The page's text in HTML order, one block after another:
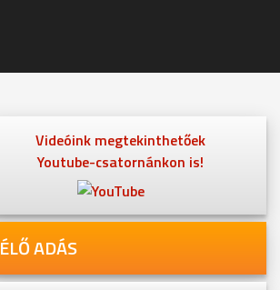
Videóink megtekinthetőek
Youtube-csatornánkon is!
ÉLŐ ADÁS